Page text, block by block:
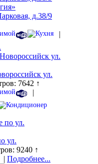
д.38/9
|
ул.
7642 ↑
|
ул.
9240 ↑
| Подробнее...